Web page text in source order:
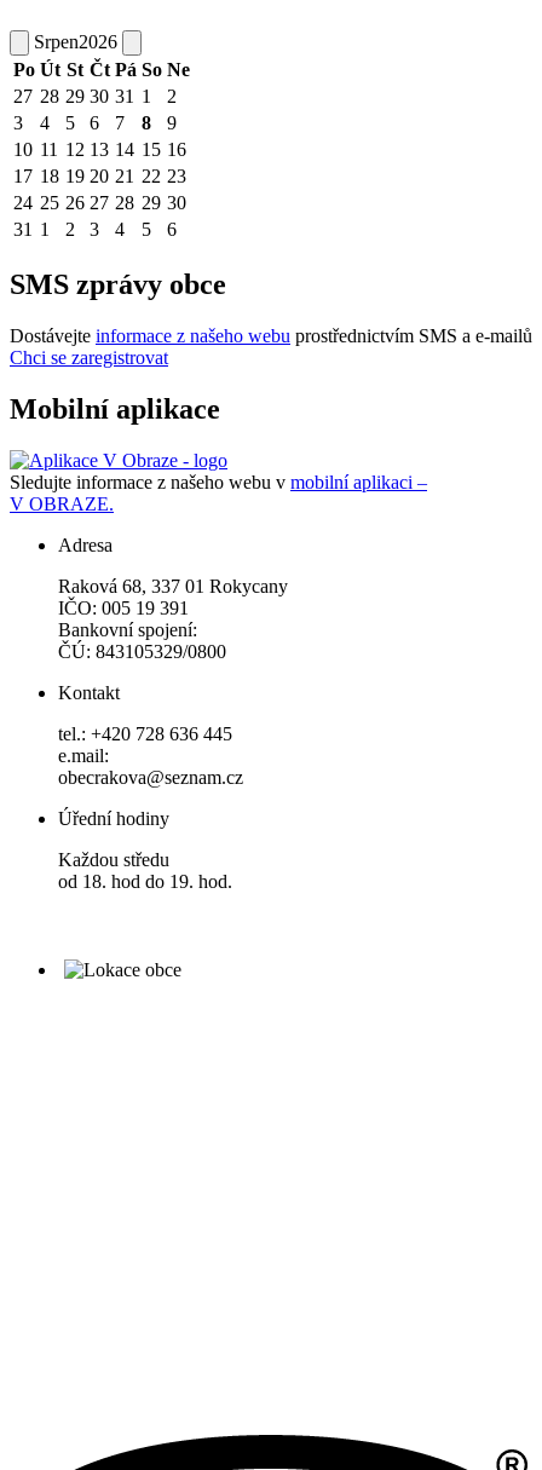
Srpen2026
Po Út St Čt Pá So Ne
27 28 29 30 31 1
2
3
4 5 6 7 8
9
10 11 12 13 14 15 16
17 18 19 20 21 22 23
24 25 26 27 28 29 30
31 1 2 3 4 5 6
SMS zprávy obce
Dostávejte informace z našeho webu prostřednictvím SMS a e-mailů
Chci se zaregistrovat
Mobilní aplikace
Sledujte informace z našeho webu v mobilní aplikaci –
V OBRAZE.
Adresa
Raková 68, 337 01 Rokycany
IČO: 005 19 391
Bankovní spojení:
ČÚ: 843105329/0800
Kontakt
tel.: +420 728 636 445
e.mail:
obecrakova@seznam.cz
Úřední hodiny
Každou středu
od 18. hod do 19. hod.